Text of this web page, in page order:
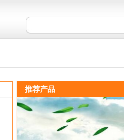
推荐产品